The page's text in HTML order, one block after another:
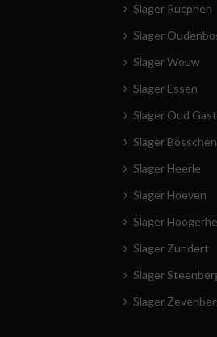
Slager Rucphen
Slager
Slager Wouw
Slager Essen
Slager Oud
Slager
Slager Heerle
Slager Hoeven
Slager
Slager Zundert
Slager
Slager